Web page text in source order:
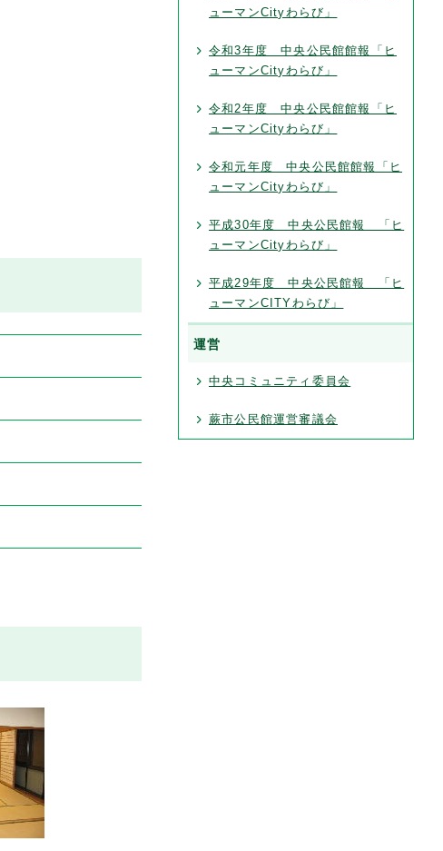
ューマンCityわらび」
令和3年度 中央公民館館報「ヒ
ューマンCityわらび」
令和2年度 中央公民館館報「ヒ
ューマンCityわらび」
令和元年度 中央公民館館報「ヒ
ューマンCityわらび」
平成30年度 中央公民館報 「ヒ
ューマンCityわらび」
平成29年度 中央公民館報 「ヒ
ューマンCITYわらび」
運営
中央コミュニティ委員会
蕨市公民館運営審議会